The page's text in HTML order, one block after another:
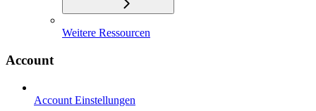
Weitere Ressourcen
Account
Account Einstellungen